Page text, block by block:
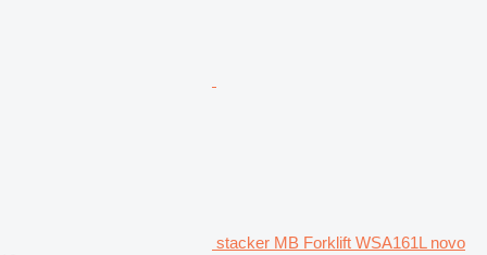
stacker MB Forklift WSA161L novo